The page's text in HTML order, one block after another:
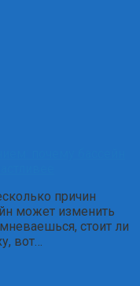
причин
может изменить
стоит ли
вот…